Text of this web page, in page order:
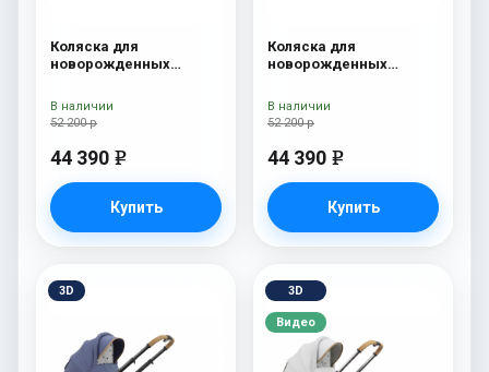
Коляска для
новорожденных
сумка Sahara
52 200 р
44 390 e
Купить
В наличии
Коляска для
новорожденных
сумка Grey
52 200 р
44 390 e
Купить
В наличии
3D 3D
Видео